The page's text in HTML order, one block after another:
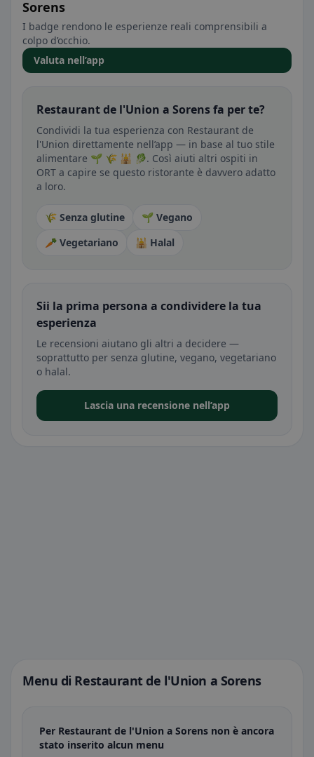
Sorens
I badge rendono le esperienze reali comprensibili a
colpo d’occhio.
Valuta nell’app
Restaurant de l'Union a Sorens fa per te?
Condividi la tua esperienza con Restaurant de
l'Union direttamente nell’app — in base al tuo stile
alimentare 🌱 🌾 🕌 🥬. Così aiuti altri ospiti in
ORT a capire se questo ristorante è davvero adatto
a loro.
🌾 Senza glutine
🌱 Vegano
🥕 Vegetariano
🕌 Halal
Sii la prima persona a condividere la tua
esperienza
Le recensioni aiutano gli altri a decidere —
soprattutto per senza glutine, vegano, vegetariano
o halal.
Lascia una recensione nell’app
Menu di Restaurant de l'Union a Sorens
Per Restaurant de l'Union a Sorens non è ancora
stato inserito alcun menu